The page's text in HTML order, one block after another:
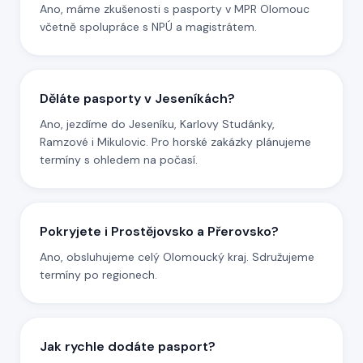
Ano, máme zkušenosti s pasporty v MPR Olomouc
včetně spolupráce s NPÚ a magistrátem.
Děláte pasporty v Jeseníkách?
Ano, jezdíme do Jeseníku, Karlovy Studánky,
Ramzové i Mikulovic. Pro horské zakázky plánujeme
termíny s ohledem na počasí.
Pokryjete i Prostějovsko a Přerovsko?
Ano, obsluhujeme celý Olomoucký kraj. Sdružujeme
termíny po regionech.
Jak rychle dodáte pasport?